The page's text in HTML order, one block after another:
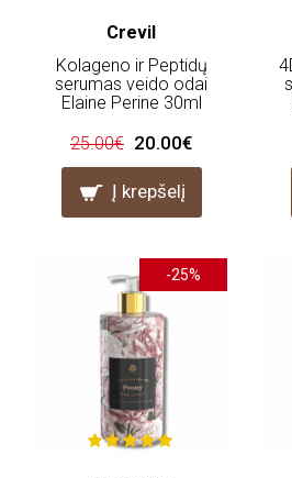
Crevil
Kolageno ir Peptidų
serumas veido odai
Elaine Perine 30ml
25.00€ 20.00€
Į krepšelį
-25%